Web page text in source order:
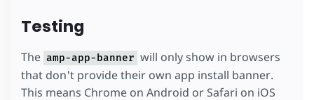
Testing
The amp-app-banner will only show in browsers
that don't provide their own app install banner.
This means Chrome on Android or Safari on iOS